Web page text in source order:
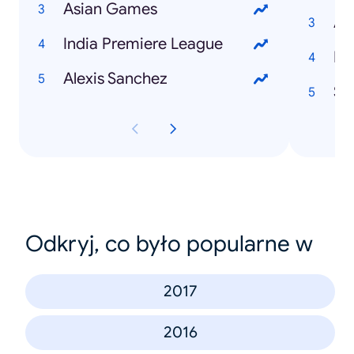
Asian Games
India Premiere League
Alexis Sanchez
Odkryj, co było popularne w
2017
2016